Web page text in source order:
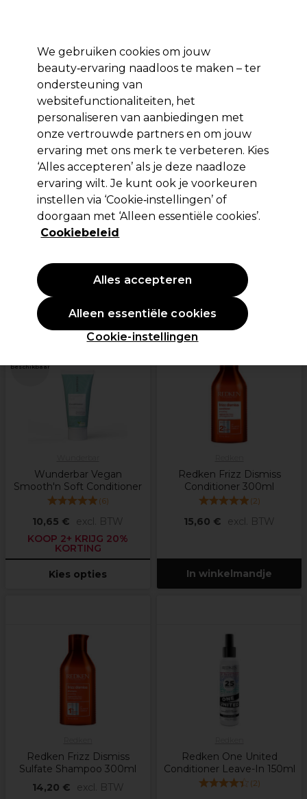
Merken Deals ⭐ Haar
Volgende dag geleverd*
Na verzending, maandag t/m vrijdag
Haar Haartypen en -condities Pluizig en weerbarstig haar
Pluizig en weerbarstig haar
Anti-frizz producten die het haar glad maken en onder
controle houden – ongeacht het weer.
Filters
beschikbaar
Wunderbar Vegan
Smooth'n Soft Conditioner
(6)
10,65 €
excl. BTW
KOOP 2+ KRIJG 20%
KORTING
Kies opties
Redken Frizz Dismiss
Conditioner 300ml
(2)
15,60 € excl. BTW
In winkelmandje
Redken Frizz Dismiss
Sulfate Shampoo 300ml
14,20 €
excl. BTW
Redken One United
Conditioner Leave-In 150ml
(2)
We gebruiken cookies om jouw
beauty‑ervaring naadloos te maken – ter
ondersteuning van
websitefunctionaliteiten, het
personaliseren van aanbiedingen met
onze vertrouwde partners en om jouw
ervaring met ons merk te verbeteren. Kies
‘Alles accepteren’ als je deze naadloze
ervaring wilt. Je kunt ook je voorkeuren
instellen via ‘Cookie‑instellingen’ of
doorgaan met ‘Alleen essentiële cookies’.
Cookiebeleid
Cookie-instellingen
Alleen essentiële cookies
Alles accepteren